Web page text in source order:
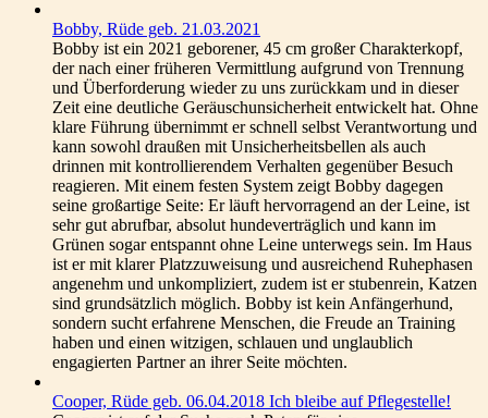
Bobby, Rüde geb. 21.03.2021
Bobby ist ein 2021 geborener, 45 cm großer Charakterkopf,
der nach einer früheren Vermittlung aufgrund von Trennung
und Überforderung wieder zu uns zurückkam und in dieser
Zeit eine deutliche Geräuschunsicherheit entwickelt hat. Ohne
klare Führung übernimmt er schnell selbst Verantwortung und
kann sowohl draußen mit Unsicherheitsbellen als auch
drinnen mit kontrollierendem Verhalten gegenüber Besuch
reagieren. Mit einem festen System zeigt Bobby dagegen
seine großartige Seite: Er läuft hervorragend an der Leine, ist
sehr gut abrufbar, absolut hundeverträglich und kann im
Grünen sogar entspannt ohne Leine unterwegs sein. Im Haus
ist er mit klarer Platzzuweisung und ausreichend Ruhephasen
angenehm und unkompliziert, zudem ist er stubenrein, Katzen
sind grundsätzlich möglich. Bobby ist kein Anfängerhund,
sondern sucht erfahrene Menschen, die Freude an Training
haben und einen witzigen, schlauen und unglaublich
engagierten Partner an ihrer Seite möchten.
Cooper, Rüde geb. 06.04.2018 Ich bleibe auf Pflegestelle!